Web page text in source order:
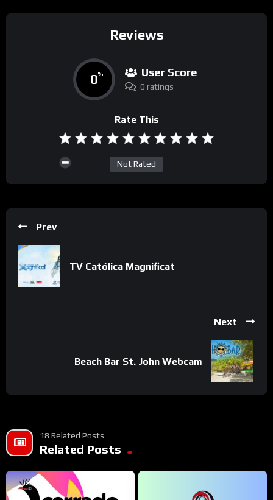
Reviews
0% User Score
0 ratings
Rate This
Not Rated
Prev
TV Católica Magnificat
Next
Beach Bar St. John Webcam
18 Related Posts
Related Posts